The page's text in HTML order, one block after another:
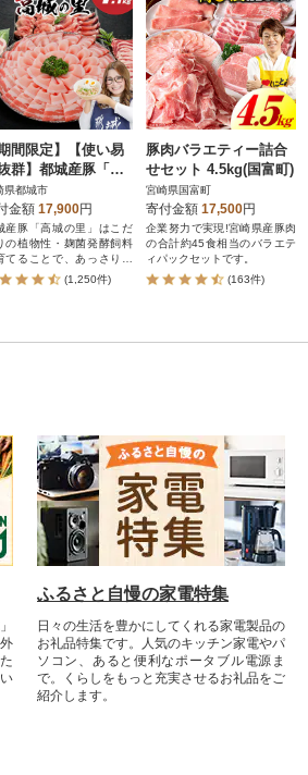
期間限定】【使い易
群】都城産豚「高
里」わくわくセッ
県都城市
金額 17,900円
産豚「高城の里」はこだ
の植物性・麹菌発酵飼料
てることで、あっさりと
おいしいお肉です。
(1,250件)
豚肉バラエティー詰合
せセット 4.5kg(国富町)
宮崎県国富町
寄付金額 17,500円
企業努力で実現!宮崎県産豚肉
の合計約45食相当のバラエテ
ィパックセットです。
(163件)
ふるさと自慢の家電特集
日々の生活を豊かにしてくれる家電製品の
お礼品特集です。人気のキッチン家電やパ
ソコン、あると便利なポータブル電源ま
で。くらしをもっと充実させるお礼品をご
紹介します。